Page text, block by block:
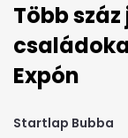
Több
Expón
Startlap Bubba